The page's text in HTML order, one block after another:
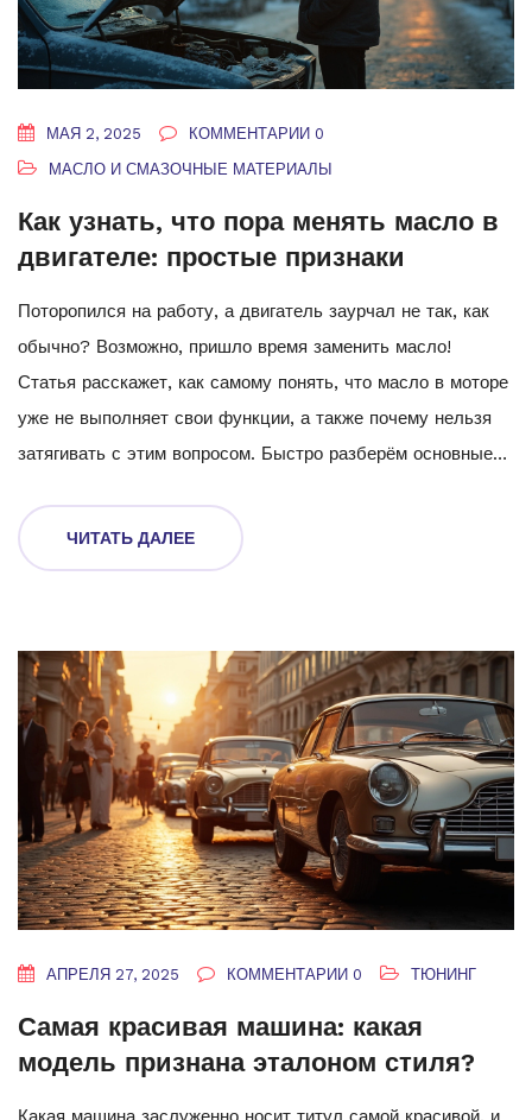
МАЯ 2, 2025
КОММЕНТАРИИ 0
МАСЛО И СМАЗОЧНЫЕ МАТЕРИАЛЫ
Как узнать, что пора менять масло в
двигателе: простые признаки
Поторопился на работу, а двигатель заурчал не так, как
обычно? Возможно, пришло время заменить масло!
Статья расскажет, как самому понять, что масло в моторе
уже не выполняет свои функции, а также почему нельзя
затягивать с этим вопросом. Быстро разберём основные
автомобилисту. Добавлю полезные лайфхаки по проверке
уровня и качеству масла. Развею некоторые мифы,
ЧИТАТЬ ДАЛЕЕ
АПРЕЛЯ 27, 2025 КОММЕНТАРИИ 0 ТЮНИНГ
Самая красивая машина: какая
модель признана эталоном стиля?